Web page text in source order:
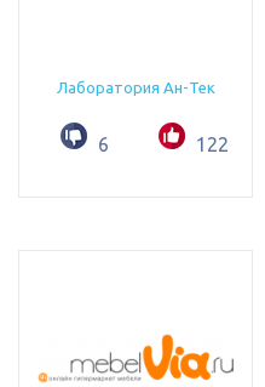
Лаборатория Ан-Тек
6 122